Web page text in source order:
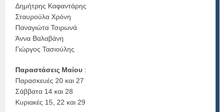
Δημήτρης Καφαντάρης
Σταυρούλα Χρόνη
Παναγιώτα Τσιρωνά
Άννα Βαλαβάνη
Γιώργος Τασιούλης
Παραστάσεις Μαίου :
Παρασκευές 20 και 27
Σάββατα 14 και 28
Κυριακές 15, 22 και 29